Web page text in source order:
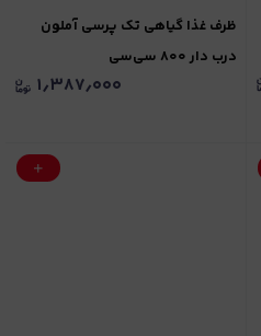
ظرف غذا گیاهی تک پرسی آملون
درب دار ۸۰۰ سی‌سی
۱٫۳۸۷٫۰۰۰